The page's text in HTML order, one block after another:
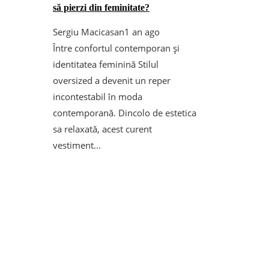
să pierzi din feminitate?
Sergiu Macicasan1 an ago
Între confortul contemporan și
identitatea feminină Stilul
oversized a devenit un reper
incontestabil în moda
contemporană. Dincolo de estetica
sa relaxată, acest curent
vestiment...